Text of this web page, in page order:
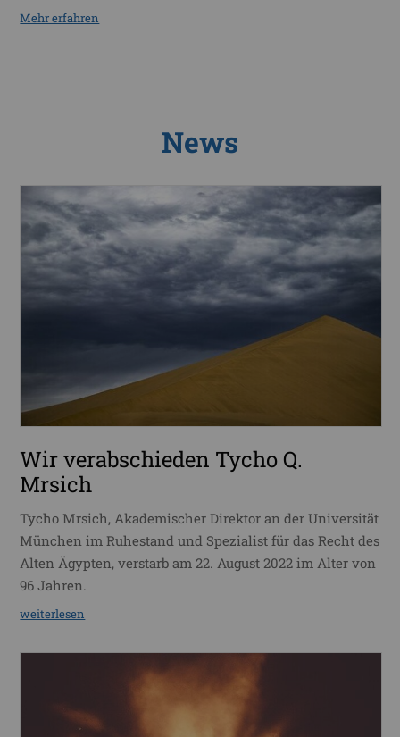
Mehr erfahren
News
Wir verabschieden Tycho Q.
Mrsich
Tycho Mrsich, Akademischer Direktor an der Universität
München im Ruhestand und Spezialist für das Recht des
Alten Ägypten, verstarb am 22. August 2022 im Alter von
96 Jahren.
weiterlesen